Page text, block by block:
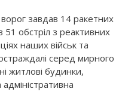
завдав 14 ракетних
51 обстріл з реактивних
наших військ та
серед мирного
житлові будинки,